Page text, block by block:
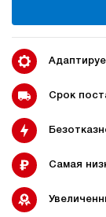
Маслостанция
3.8
62 375 руб
3
Срок
Самая